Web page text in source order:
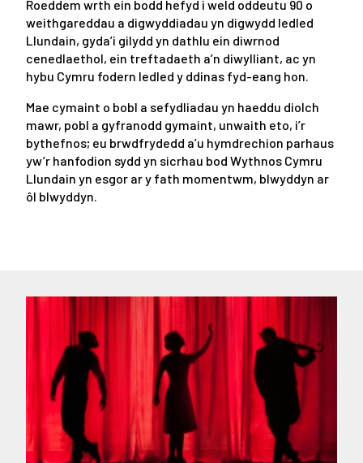
Roeddem wrth ein bodd hefyd i weld oddeutu 90 o
weithgareddau a digwyddiadau yn digwydd ledled
Llundain, gyda’i gilydd yn dathlu ein diwrnod
cenedlaethol, ein treftadaeth a’n diwylliant, ac yn
hybu Cymru fodern ledled y ddinas fyd-eang hon.
Mae cymaint o bobl a sefydliadau yn haeddu diolch
mawr, pobl a gyfranodd gymaint, unwaith eto, i’r
bythefnos; eu brwdfrydedd a’u hymdrechion parhaus
yw’r hanfodion sydd yn sicrhau bod Wythnos Cymru
Llundain yn esgor ar y fath momentwm, blwyddyn ar
ôl blwyddyn.